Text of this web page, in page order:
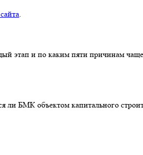
этап и по каким пяти причинам чаще
ли БМК объектом капитального